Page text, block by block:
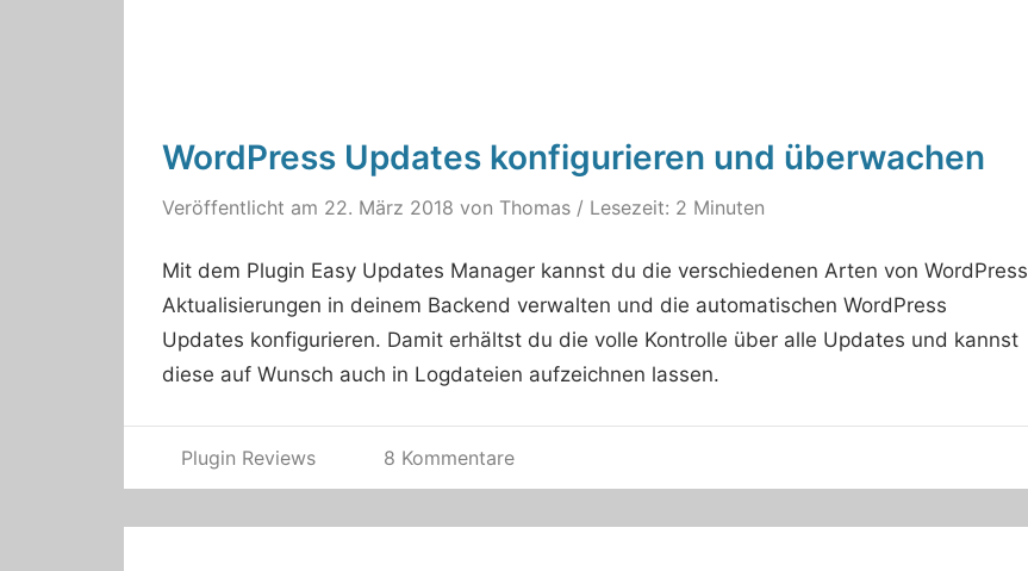
WordPress Updates konfigurieren und überwachen
Veröffentlicht am 22. März 2018 von Thomas / Lesezeit: 2 Minuten
Mit dem Plugin Easy Updates Manager kannst du die verschiedenen Arten von WordPress
Aktualisierungen in deinem Backend verwalten und die automatischen WordPress
Updates konfigurieren. Damit erhältst du die volle Kontrolle über alle Updates und kannst
diese auf Wunsch auch in Logdateien aufzeichnen lassen.
Plugin Reviews 8 Kommentare